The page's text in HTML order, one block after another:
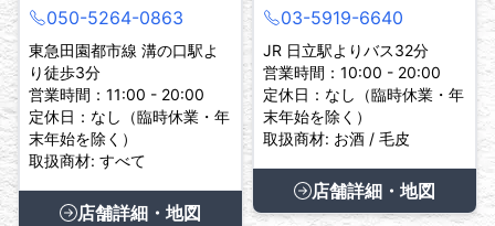
050-5264-0863
東急田園都市線 溝の口駅よ
り徒歩3分
営業時間：11:00 - 20:00
定休日：なし（臨時休業・年
末年始を除く）
取扱商材: すべて
店舗詳細・地図
03-5919-6640
JR 日立駅よりバス32分
営業時間：10:00 - 20:00
定休日：なし（臨時休業・年
末年始を除く）
取扱商材: お酒 / 毛皮
店舗詳細・地図